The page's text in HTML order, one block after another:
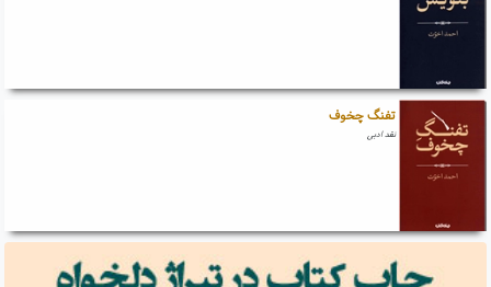
تفنگ چخوف
نقد ادبی